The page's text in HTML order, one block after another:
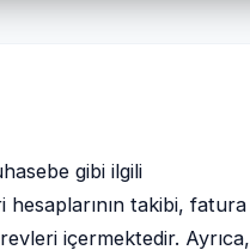
gibi ilgili
takibi, fatura
içermektedir. Ayrıca,